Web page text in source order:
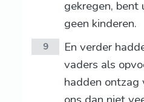
gekregen, bent
geen kinderen.
9
En verder
vaders als
hadden ontzag